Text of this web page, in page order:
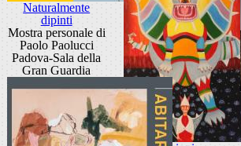
Naturalmente
dipinti
Mostra personale di
Paolo Paolucci
Padova-Sala della
Gran Guardia